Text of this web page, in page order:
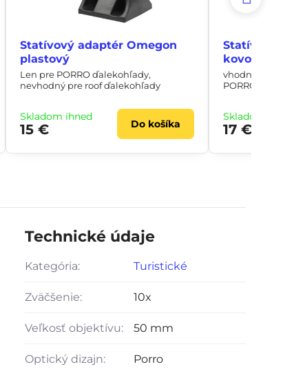
Technické údaje
Kategória: Turistické
Zväčšenie: 10x
Veľkosť objektívu: 50 mm
Optický dizajn: Porro
Statívový adaptér Omegon
plastový
Len pre PORRO ďalekohľady,
nevhodný pre roof ďalekohľady
Skladom ihneď
15 € Do košíka
Statívový
kovový
vhodný pre
PORRO/
Skladom
17 €